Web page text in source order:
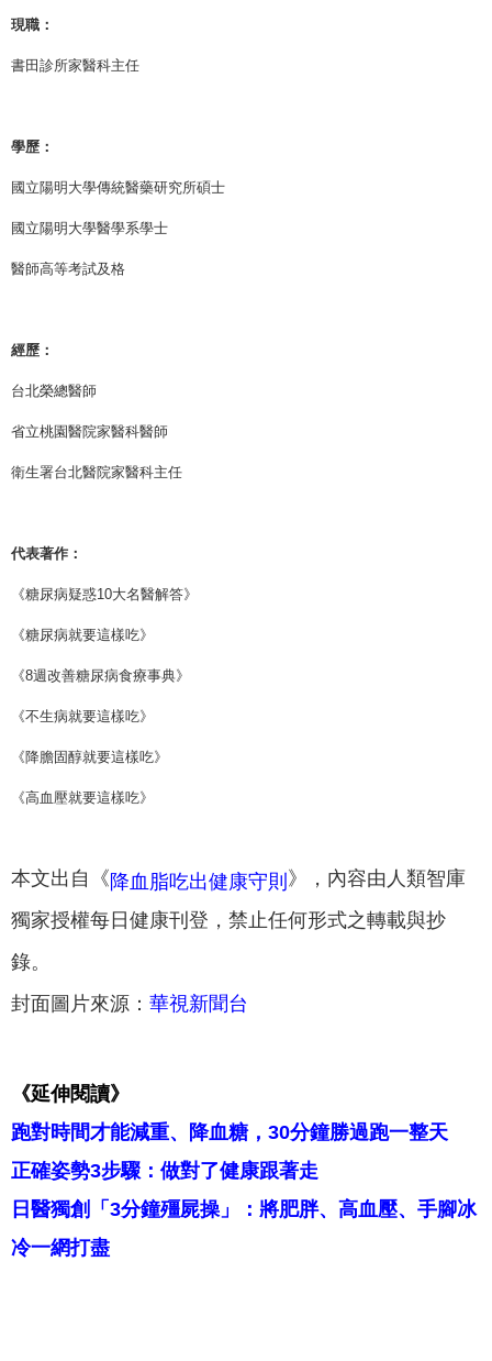
現職：
書田診所家醫科主任
學歷：
國立陽明大學傳統醫藥研究所碩士
國立陽明大學醫學系學士
醫師高等考試及格
經歷：
台北榮總醫師
省立桃園醫院家醫科醫師
衛生署台北醫院家醫科主任
代表著作：
《糖尿病疑惑10大名醫解答》
《糖尿病就要這樣吃》
《8週改善糖尿病食療事典》
《不生病就要這樣吃》
《降膽固醇就要這樣吃》
《高血壓就要這樣吃》
本文出自《降血脂吃出健康守則》，內容由人類智庫
獨家授權每日健康刊登，禁止任何形式之轉載與抄
錄。
封面圖片來源： 華視新聞台
《延伸閱讀》
跑對時間才能減重、降血糖，30分鐘勝過跑一整天
正確姿勢3步驟：做對了健康跟著走
日醫獨創「3分鐘殭屍操」：將肥胖、高血壓、手腳冰
冷一網打盡